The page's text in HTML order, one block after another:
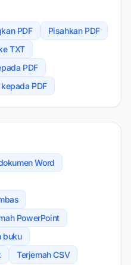
PDF
Pisahkan PDF
TXT
PDF
kepada PDF
Word
PowerPoint
buku
Terjemah CSV